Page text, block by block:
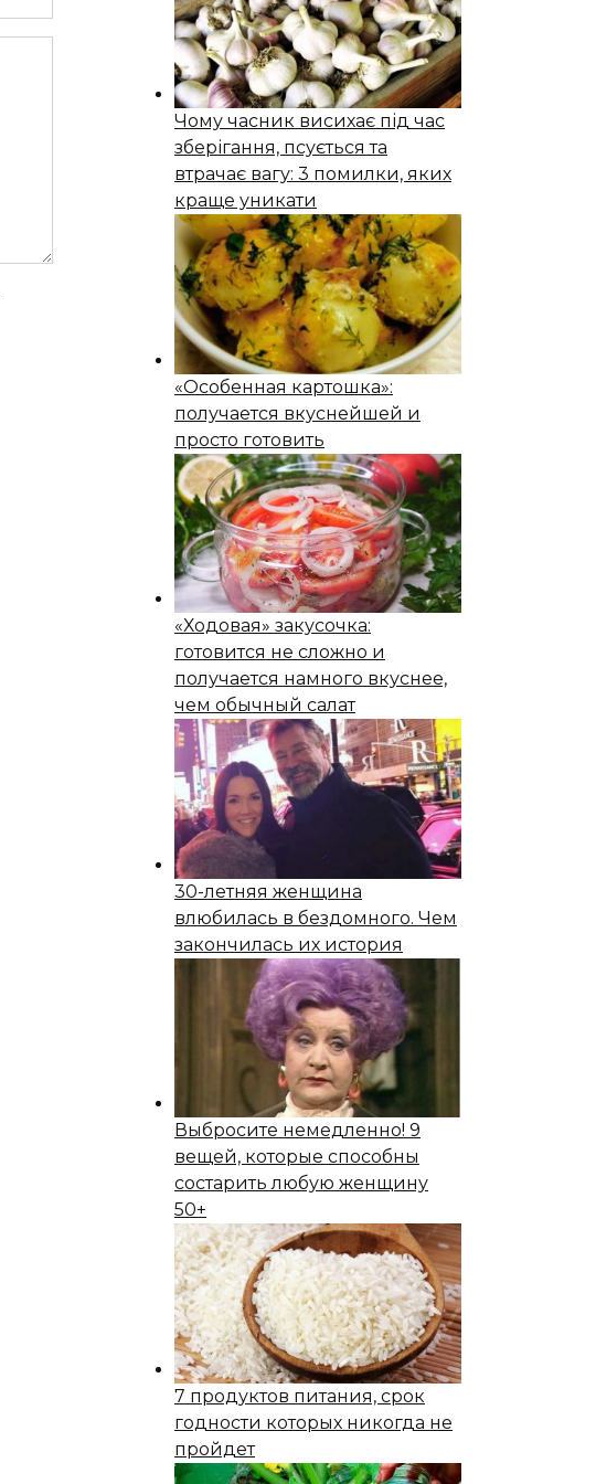
Чому часник висихає під час
зберігання, псується та
втрачає вагу: 3 помилки, яких
краще уникати
«Особенная картошка»:
получается вкуснейшей и
просто готовить
«Ходовая» закусочка:
готовится не сложно и
получается намного вкуснее,
чем обычный салат
30-летняя женщина
влюбилась в бездомного. Чем
закончилась их история
Выбросите немедленно! 9
вещей, которые способны
состapить любую женщину
50+
7 продуктов питания, срок
годности которых никогда не
пройдет